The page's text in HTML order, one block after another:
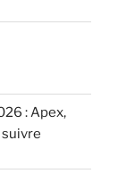
: Apex,
suivre